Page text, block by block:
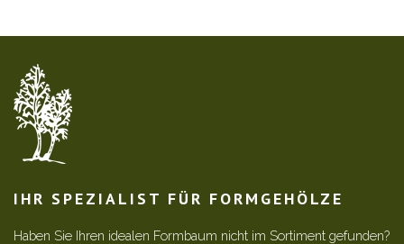
IHR SPEZIALIST FÜR FORMGEHÖLZE
Haben Sie Ihren idealen Formbaum nicht im Sortiment gefunden?